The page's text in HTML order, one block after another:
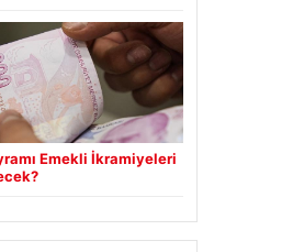
Emekli İkramiyeleri